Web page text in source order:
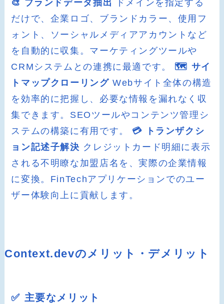
🎨 ブランドデータ抽出
ドメインを指定する
だけで、企業ロゴ、ブランドカラー、使用フ
ォント、ソーシャルメディアアカウントなど
を自動的に収集。マーケティングツールや
CRMシステムとの連携に最適です。 🗺️ サイ
トマップクローリング Webサイト全体の構造
を効率的に把握し、必要な情報を漏れなく収
集できます。SEOツールやコンテンツ管理シ
ステムの構築に有用です。 💳 トランザクシ
ョン記述子解決 クレジットカード明細に表示
される不明瞭な加盟店名を、実際の企業情報
に変換。FinTechアプリケーションでのユー
ザー体験向上に貢献します。
Context.devのメリット・デメリット
✅ 主要なメリット